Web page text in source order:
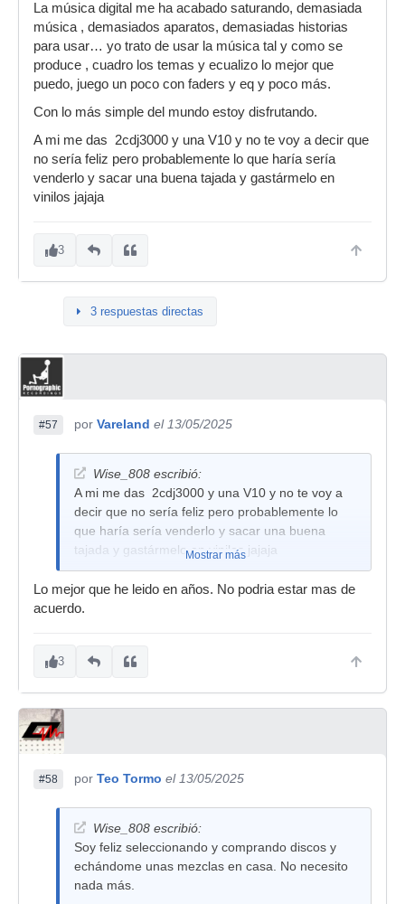
La música digital me ha acabado saturando, demasiada
música , demasiados aparatos, demasiadas historias
para usar… yo trato de usar la música tal y como se
produce , cuadro los temas y ecualizo lo mejor que
puedo, juego un poco con faders y eq y poco más.
Con lo más simple del mundo estoy disfrutando.
A mi me das 2cdj3000 y una V10 y no te voy a decir que
no sería feliz pero probablemente lo que haría sería
venderlo y sacar una buena tajada y gastármelo en
vinilos jajaja
3
3 respuestas directas
#57 por Vareland el 13/05/2025
Wise_808 escribió:
A mi me das 2cdj3000 y una V10 y no te voy a
decir que no sería feliz pero probablemente lo
que haría sería venderlo y sacar una buena
tajada y gastármelo en vinilos jajaja
Mostrar más
Lo mejor que he leido en años. No podria estar mas de
acuerdo.
3
#58 por Teo Tormo el 13/05/2025
Wise_808 escribió:
Soy feliz seleccionando y comprando discos y
echándome unas mezclas en casa. No necesito
nada más.